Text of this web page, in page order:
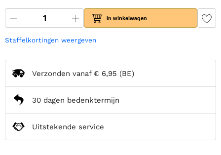
In winkelwagen
Staffelkortingen weergeven
Verzonden vanaf € 6,95 (BE)
30 dagen bedenktermijn
Uitstekende service